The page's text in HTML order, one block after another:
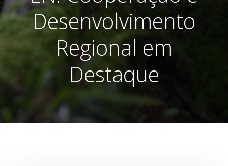
Desenvolvimento
Regional em
Destaque